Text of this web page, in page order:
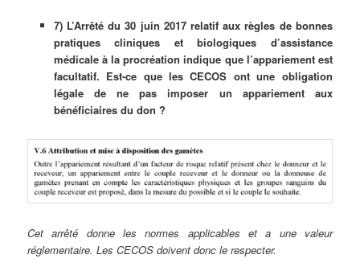
7) L’Arrêté du 30 juin 2017 relatif aux règles de bonnes
pratiques cliniques et biologiques d’assistance
médicale à la procréation indique que l’appariement est
facultatif. Est-ce que les CECOS ont une obligation
légale de ne pas imposer un appariement aux
bénéficiaires du don ?
Cet arrêté donne les normes applicables et a une valeur
réglementaire. Les CECOS doivent donc le respecter.